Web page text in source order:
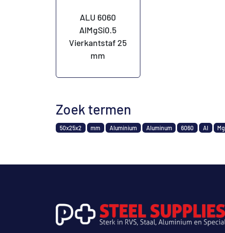
ALU 6060
AlMgSi0.5
Vierkantstaf 25
mm
Zoek termen
50x25x2 mm Aluminium Aluminum 6060 Al Mg